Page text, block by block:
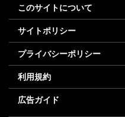
このサイトについて
サイトポリシー
プライバシーポリシー
利用規約
広告ガイド